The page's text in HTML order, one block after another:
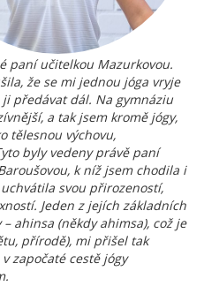
paní učitelkou Mazurkovou.
že se mi jednou jóga vryje
předávat dál. Na gymnáziu
a tak jsem kromě jógy,
tělesnou výchovu,
byly vedeny právě paní
k níž jsem chodila i
svou přirozeností,
Jeden z jejích základních
ahinsa (někdy ahimsa), což je
přírodě), mi přišel tak
započaté cestě jógy